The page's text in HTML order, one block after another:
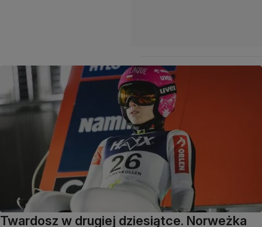
Twardosz w drugiej dziesiątce. Norweżka